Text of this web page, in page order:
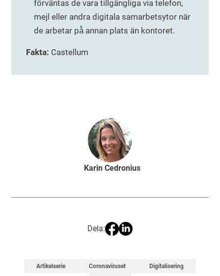
förväntas de vara tillgängliga via telefon,
mejl eller andra digitala samarbetsytor när
de arbetar på̊ annan plats än kontoret.
Fakta: Castellum
Karin Cedronius
Dela:
Artikelserie Coronaviruset
Digitalisering